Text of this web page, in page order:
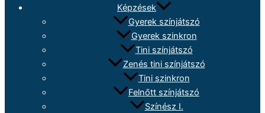
Képzések
Gyerek színjátszó
Gyerek szinkron
Tini színjátszó
Zenés tini színjátszó
Tini szinkron
Felnőtt színjátszó
Színész I.